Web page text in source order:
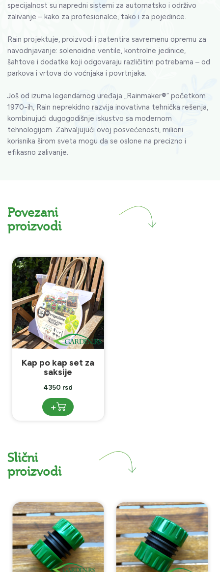
specijalnost su napredni sistemi za automatsko i održivo
zalivanje – kako za profesionalce, tako i za pojedince.
Rain projektuje, proizvodi i patentira savremenu opremu za
navodnjavanje: solenoidne ventile, kontrolne jedinice,
šahtove i dodatke koji odgovaraju različitim potrebama – od
parkova i vrtova do voćnjaka i povrtnjaka.
Još od izuma legendarnog uređaja „Rainmaker®“ početkom
1970-ih, Rain neprekidno razvija inovativna tehnička rešenja,
kombinujući dugogodišnje iskustvo sa modernom
tehnologijom. Zahvaljujući ovoj posvećenosti, milioni
korisnika širom sveta mogu da se oslone na precizno i
efikasno zalivanje.
Povezani
proizvodi
Kap po kap set za
saksije
4350 rsd
+
Slični
proizvodi